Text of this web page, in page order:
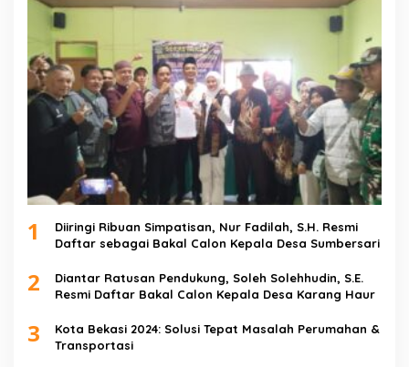
1
Diiringi Ribuan Simpatisan, Nur Fadilah, S.H. Resmi
Daftar sebagai Bakal Calon Kepala Desa Sumbersari
2
Diantar Ratusan Pendukung, Soleh Solehhudin, S.E.
Resmi Daftar Bakal Calon Kepala Desa Karang Haur
3
Kota Bekasi 2024: Solusi Tepat Masalah Perumahan &
Transportasi